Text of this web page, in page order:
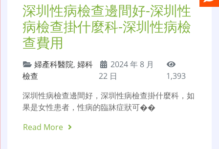
深圳性病檢查邊間好-深圳性
病檢查掛什麼科-深圳性病檢
查費用
婦產科醫院, 婦科
檢查
2024 年 8 月
22 日
1,393
深圳性病檢查邊間好，深圳性病檢查掛什麼科，如
果是女性患者，性病的臨牀症狀可��
Read More